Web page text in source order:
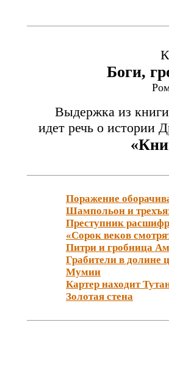
Боги,
Выдержка из
идет речь о истории
Поражение
Шампольон и
Преступник
«Сорок веков
Питри и гробница
Грабители в долине
Мумии
Картер находит
Золотая стена